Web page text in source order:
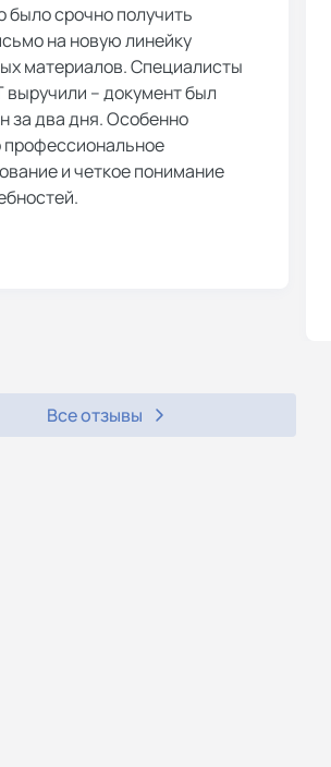
было срочно получить
на новую линейку
материалов. Специалисты
– документ был
за два дня. Особенно
профессиональное
и четкое понимание
Все отзывы